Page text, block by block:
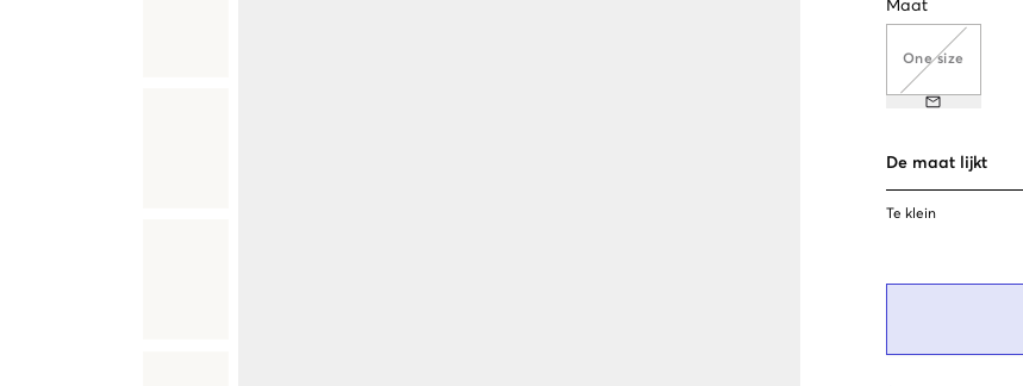
Maat
One size
De maat lijkt
Te klein